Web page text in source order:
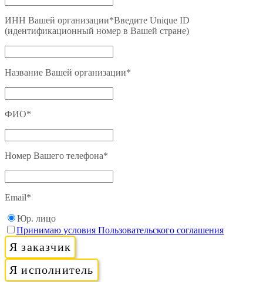
ИНН Вашей организации*Введите Unique ID
(идентификационный номер в Вашей стране)
Название Вашей организации*
ФИО*
Номер Вашего телефона*
Email*
Юр. лицо
Принимаю условия Пользовательского соглашения
Я заказчик
Я исполнитель